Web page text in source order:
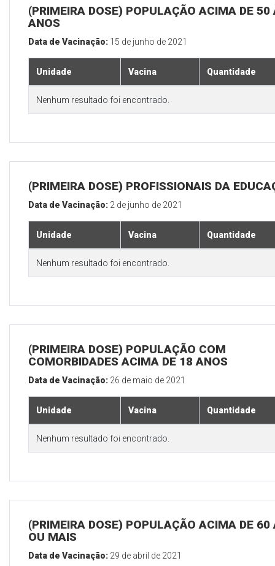
(PRIMEIRA DOSE) POPULAÇÃO ACIMA DE 50
ANOS
Data de Vacinação: 15 de junho de 2021
Unidade Vacina Quantidade
Nenhum resultado foi encontrado.
(PRIMEIRA DOSE) PROFISSIONAIS DA
Data de Vacinação: 2 de junho de 2021
Unidade Vacina Quantidade
Nenhum resultado foi encontrado.
(PRIMEIRA DOSE) POPULAÇÃO COM
COMORBIDADES ACIMA DE 18 ANOS
Data de Vacinação: 26 de maio de 2021
Unidade Vacina Quantidade
Nenhum resultado foi encontrado.
(PRIMEIRA DOSE) POPULAÇÃO ACIMA DE 60
OU MAIS
Data de Vacinação: 29 de abril de 2021